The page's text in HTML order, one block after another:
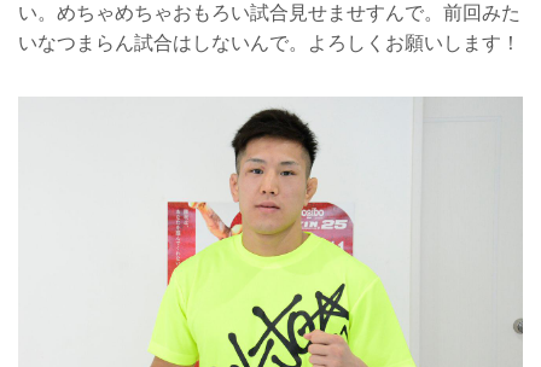
い。めちゃめちゃおもろい試合見せませすんで。前回みた
いなつまらん試合はしないんで。よろしくお願いします！